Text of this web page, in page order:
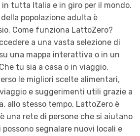
tutta Italia e in giro per il mondo.
della popolazione adulta è
Come funziona LattoZero?
a una vasta selezione di
una mappa interattiva o in un
tu sia a casa o in viaggio,
le migliori scelte alimentari,
e suggerimenti utili grazie a
allo stesso tempo, LattoZero è
una rete di persone che si aiutano
segnalare nuovi locali e